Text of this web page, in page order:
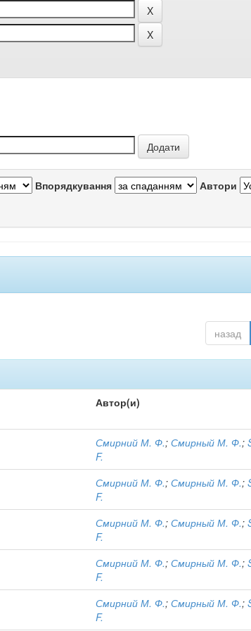
Впорядкування Автори
назад
Автор(и)
Смирний М. Ф.;Смирный М. Ф.;
F.
Смирний М. Ф.;Смирный М. Ф.;
F.
Смирний М. Ф.;Смирный М. Ф.;
F.
Смирний М. Ф.;Смирный М. Ф.;
F.
Смирний М. Ф.;Смирный М. Ф.;
F.